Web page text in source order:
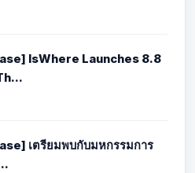
IsWhere Launches 8.8
เตรียมพบกับมหกรรมการ